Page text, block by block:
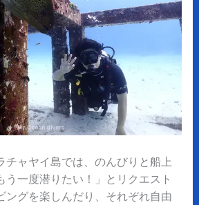
チャヤイ島では、のんびりと船上
う一度潜りたい！」とリクエスト
ングを楽しんだり、それぞれ自由